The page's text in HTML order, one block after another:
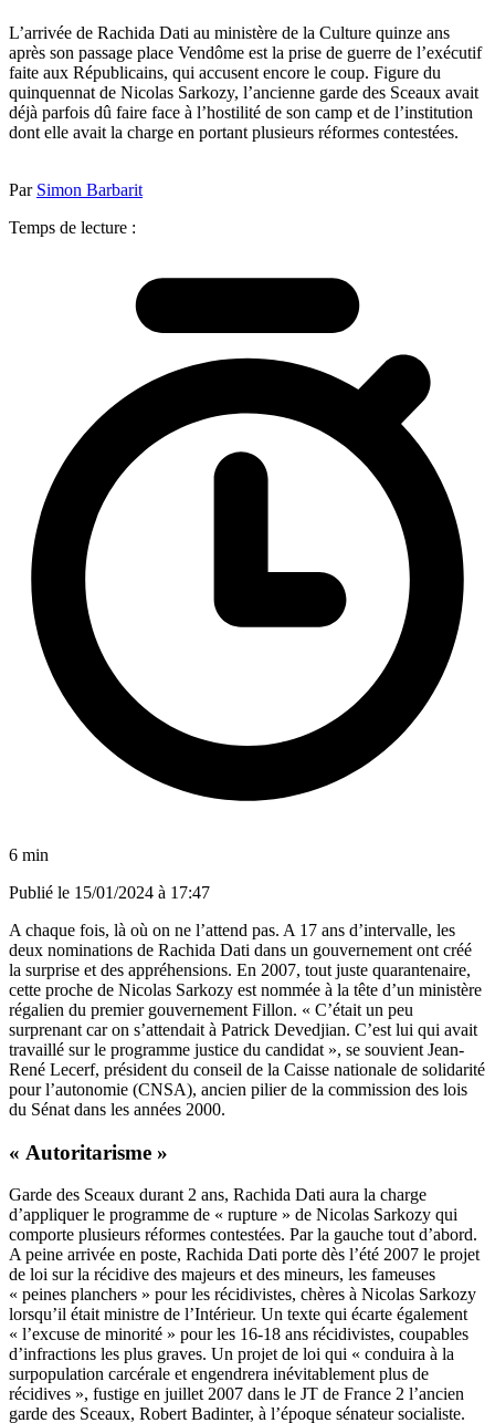
L’arrivée de Rachida Dati au ministère de la Culture quinze ans
après son passage place Vendôme est la prise de guerre de l’exécutif
faite aux Républicains, qui accusent encore le coup. Figure du
quinquennat de Nicolas Sarkozy, l’ancienne garde des Sceaux avait
déjà parfois dû faire face à l’hostilité de son camp et de l’institution
dont elle avait la charge en portant plusieurs réformes contestées.
Par Simon Barbarit
Temps de lecture :
6 min
Publié le 15/01/2024 à 17:47
A chaque fois, là où on ne l’attend pas. A 17 ans d’intervalle, les
deux nominations de Rachida Dati dans un gouvernement ont créé
la surprise et des appréhensions. En 2007, tout juste quarantenaire,
cette proche de Nicolas Sarkozy est nommée à la tête d’un ministère
régalien du premier gouvernement Fillon. « C’était un peu
surprenant car on s’attendait à Patrick Devedjian. C’est lui qui avait
travaillé sur le programme justice du candidat », se souvient Jean-
René Lecerf, président du conseil de la Caisse nationale de solidarité
pour l’autonomie (CNSA), ancien pilier de la commission des lois
du Sénat dans les années 2000.
« Autoritarisme »
Garde des Sceaux durant 2 ans, Rachida Dati aura la charge
d’appliquer le programme de « rupture » de Nicolas Sarkozy qui
comporte plusieurs réformes contestées. Par la gauche tout d’abord.
A peine arrivée en poste, Rachida Dati porte dès l’été 2007 le projet
de loi sur la récidive des majeurs et des mineurs, les fameuses
« peines planchers » pour les récidivistes, chères à Nicolas Sarkozy
lorsqu’il était ministre de l’Intérieur. Un texte qui écarte également
« l’excuse de minorité » pour les 16-18 ans récidivistes, coupables
d’infractions les plus graves. Un projet de loi qui « conduira à la
surpopulation carcérale et engendrera inévitablement plus de
récidives », fustige en juillet 2007 dans le JT de France 2 l’ancien
garde des Sceaux, Robert Badinter, à l’époque sénateur socialiste.